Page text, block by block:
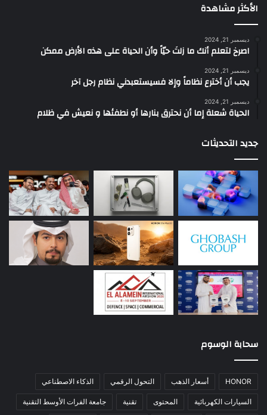
الأكثر مشاهدة
ديسمبر 21, 2024
‫اصرخ لتعلم أنك ما زلتَ حيّاً وأن الحياة على هذه الأرض ممكن
ديسمبر 21, 2024
يجب أن أخترع نظاماً وإلا فسيستعبدني نظام رجل آخر
ديسمبر 21, 2024
الحياة شعلة إما أن نحترق بنارها أو نطفئها و نعيش في ظلام
جديد التحديثات
سحابة الوسوم
HONOR أسعار الذهب التحول الرقمي الذكاء الاصطناعي
السيارات الكهربائية المحتوى تقنية جامعة الفرات الأوسط التقنية